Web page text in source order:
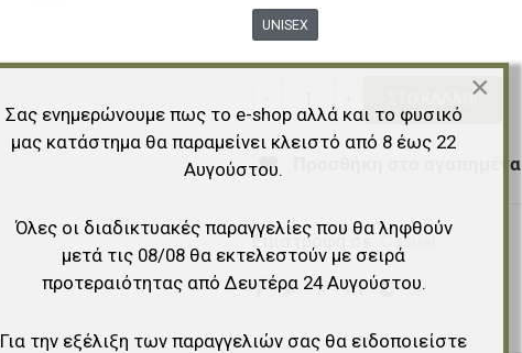
UNISEX
Ποσότητα
ΚΑΜΊΑ ΑΞΊΑ +
Προσθήκη στα αγαπημένα
Επιστροφή σε:Casual
×
Σας ενημερώνουμε πως το e-shop αλλά και το φυσικό
μας κατάστημα θα παραμείνει κλειστό από 8 έως 22
Αυγούστου.
Όλες οι διαδικτυακές παραγγελίες που θα ληφθούν
μετά τις 08/08 θα εκτελεστούν με σειρά
προτεραιότητας από Δευτέρα 24 Αυγούστου.
Για την εξέλιξη των παραγγελιών σας θα ειδοποιείστε